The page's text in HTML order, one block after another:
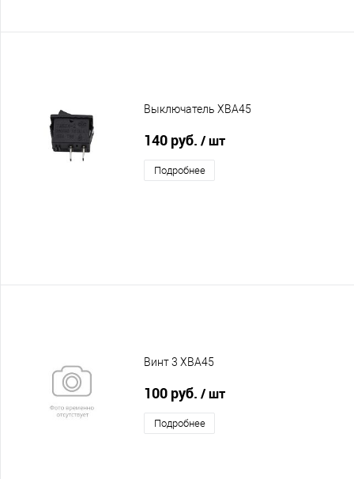
Выключатель XBA45
140 руб. / шт
Подробнее
Винт 3 XBA45
100 руб. / шт
Подробнее